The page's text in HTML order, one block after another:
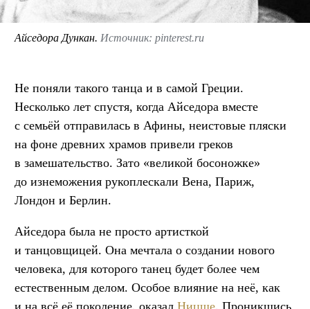
Айседора Дункан. Источник: pinterest.ru
Не поняли такого танца и в самой Греции.
Несколько лет спустя, когда Айседора вместе
с семьёй отправилась в Афины, неистовые пляски
на фоне древних храмов привели греков
в замешательство. Зато «великой босоножке»
до изнеможения рукоплескали Вена, Париж,
Лондон и Берлин.
Айседора была не просто артисткой
и танцовщицей. Она мечтала о создании нового
человека, для которого танец будет более чем
естественным делом. Особое влияние на неё, как